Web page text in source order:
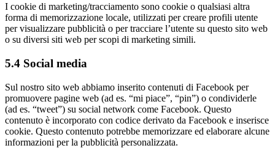
I cookie di marketing/tracciamento sono cookie o qualsiasi altra
forma di memorizzazione locale, utilizzati per creare profili utente
per visualizzare pubblicità o per tracciare l’utente su questo sito web
o su diversi siti web per scopi di marketing simili.
5.4 Social media
Sul nostro sito web abbiamo inserito contenuti di Facebook per
promuovere pagine web (ad es. “mi piace”, “pin”) o condividerle
(ad es. “tweet”) su social network come Facebook. Questo
contenuto è incorporato con codice derivato da Facebook e inserisce
cookie. Questo contenuto potrebbe memorizzare ed elaborare alcune
informazioni per la pubblicità personalizzata.